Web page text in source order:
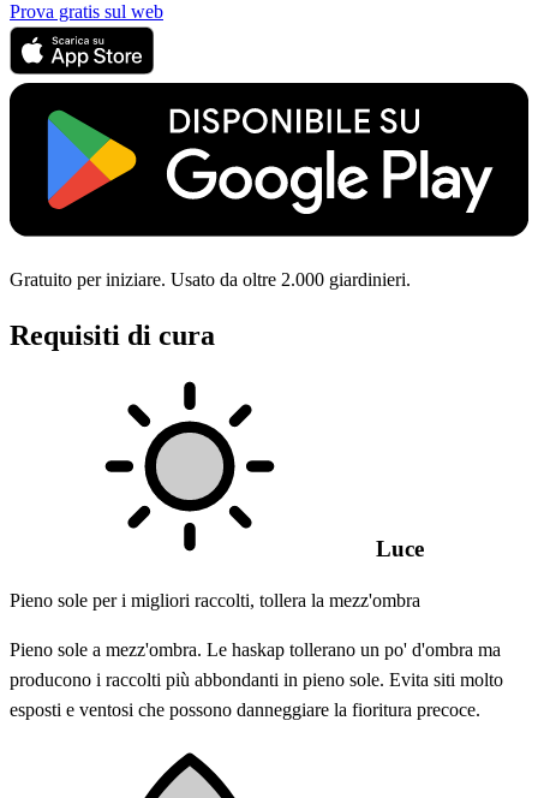
Prova gratis sul web
Gratuito per iniziare. Usato da oltre 2.000 giardinieri.
Requisiti di cura
Luce
Pieno sole per i migliori raccolti, tollera la mezz'ombra
Pieno sole a mezz'ombra. Le haskap tollerano un po' d'ombra ma
producono i raccolti più abbondanti in pieno sole. Evita siti molto
esposti e ventosi che possono danneggiare la fioritura precoce.